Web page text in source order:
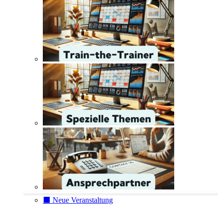
⬛️ Neue Veranstaltung